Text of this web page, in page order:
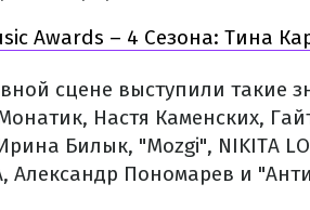
Awards – 4 Сезона: Тина
сцене выступили такие
Настя Каменских,
Билык, "Mozgi", NIKITA
Александр Пономарев и